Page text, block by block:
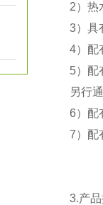
2）热
3）具
4）配
5）配
另行
6）配
7）配
3.产